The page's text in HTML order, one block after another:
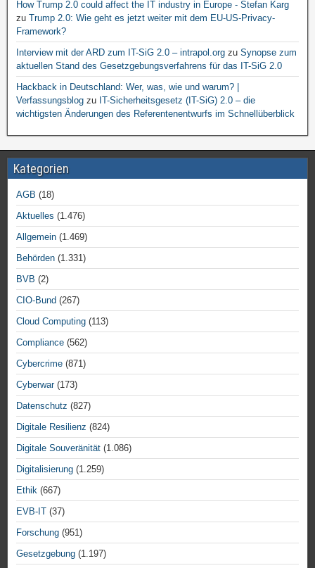
How Trump 2.0 could affect the IT industry in Europe - Stefan Karg
zu Trump 2.0: Wie geht es jetzt weiter mit dem EU-US-Privacy-
Framework?
Interview mit der ARD zum IT-SiG 2.0 – intrapol.org zu Synopse zum
aktuellen Stand des Gesetzgebungsverfahrens für das IT-SiG 2.0
Hackback in Deutschland: Wer, was, wie und warum? |
Verfassungsblog zu IT-Sicherheitsgesetz (IT-SiG) 2.0 – die
wichtigsten Änderungen des Referentenentwurfs im Schnellüberblick
Kategorien
AGB (18)
Aktuelles (1.476)
Allgemein (1.469)
Behörden (1.331)
BVB (2)
CIO-Bund (267)
Cloud Computing (113)
Compliance (562)
Cybercrime (871)
Cyberwar(173)
Datenschutz (827)
Digitale Resilienz (824)
Digitale Souveränität (1.086)
Digitalisierung (1.259)
Ethik (667)
EVB-IT (37)
Forschung (951)
Gesetzgebung (1.197)